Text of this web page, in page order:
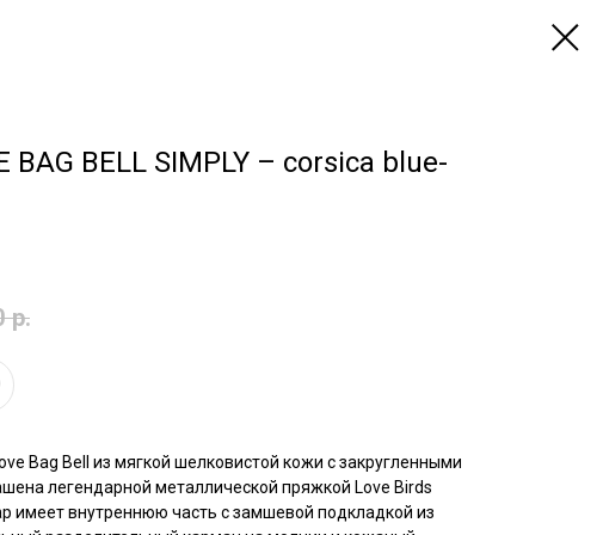
BAG BELL SIMPLY – corsica blue-
р.
Bag Bell из мягкой шелковистой кожи с закругленными
легендарной металлической пряжкой Love Birds
имеет внутреннюю часть с замшевой подкладкой из